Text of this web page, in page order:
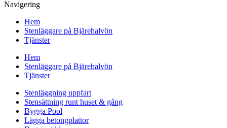
Navigering
Hem
Stenläggare på Bjärehalvön
Tjänster
Hem
Stenläggare på Bjärehalvön
Tjänster
Stenläggning uppfart
Stensättning runt huset & gång
Bygga Pool
Lägga betongplattor